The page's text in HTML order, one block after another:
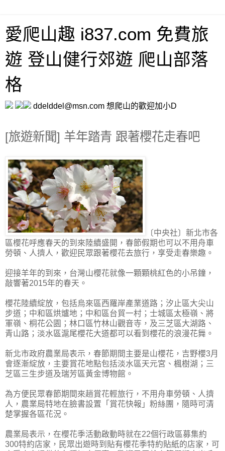
愛爬山趣 i837.com 免費旅
遊 登山健行郊遊 爬山部落
格
ddelddel@msn.com 想爬山的歡迎加小D
[旅遊新聞] 羊年踏青 跟著櫻花走春吧
〔中央社〕新北市各
區櫻花呼應春天的到來陸續盛開，春節假期也可以不用舟車
勞頓、人擠人，歡迎民眾跟著櫻花去旅行，享受走春樂趣。
迎接羊年的到來，台灣山櫻花就像一顆顆桃紅色的小吊鐘，
敲響著2015年的春天。
櫻花陸續綻放，包括烏來區西羅岸產業道路；汐止區大尖山
步道；中和區烘爐地；中和區台貿一村；士城區太極嶺、將
軍嶺、桐花公園；林口區竹林山觀音寺，及三芝區大湖路、
青山路；淡水區滬尾櫻花大道都可以看到櫻花的浪漫花舞。
新北市政府農業局表示，春節期間主要是山櫻花，吉野櫻3月
會逐漸綻放，主要賞花地點包括淡水區天元宮、楓樹湖；三
芝區三生步道及瑞芳區黃金博物館。
為方便民眾春節期間來趟賞花輕旅行，不用舟車勞頓、人擠
人，農業局特地在臉書設置「賞花快報」粉絲團，隨時可清
楚掌握各區花況。
農業局表示，在櫻花季活動啟動時就在22個行政區募集約
300特約店家，民眾出遊時到貼有櫻花季特約貼紙的店家，可